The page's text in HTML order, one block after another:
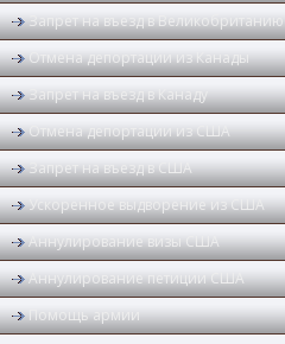
Запрет на въезд в Великобританию
Отмена депортации из Канады
Запрет на въезд в Канаду
Отмена депортации из США
Запрет на въезд в США
Ускоренное выдворение из США
Аннулирование визы США
Аннулирование петиции США
Помощь армии